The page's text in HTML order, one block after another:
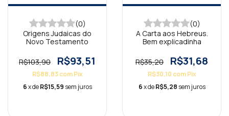
(0)
Origens Judaicas do
Novo Testamento
R$103,90 R$93,51
R$88,83com Pix
6x deR$15,59 sem juros
(0)
A Carta aos Hebreus.
Bem explicadinha
R$35,20 R$31,68
R$30,10 com Pix
6x deR$5,28 sem juros